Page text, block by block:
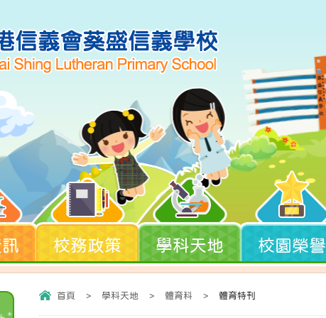
校務政策 學科天地 校園榮譽
首頁 > 學科天地 > 體育科 > 體育特刊